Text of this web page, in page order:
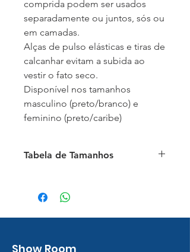
comprida podem ser usados
separadamente ou juntos, sós ou
em camadas.
Alças de pulso elásticas e tiras de
calcanhar evitam a subida ao
vestir o fato seco.
Disponível nos tamanhos
masculino (preto/branco) e
feminino (preto/caribe)
Tabela de Tamanhos
Show Room